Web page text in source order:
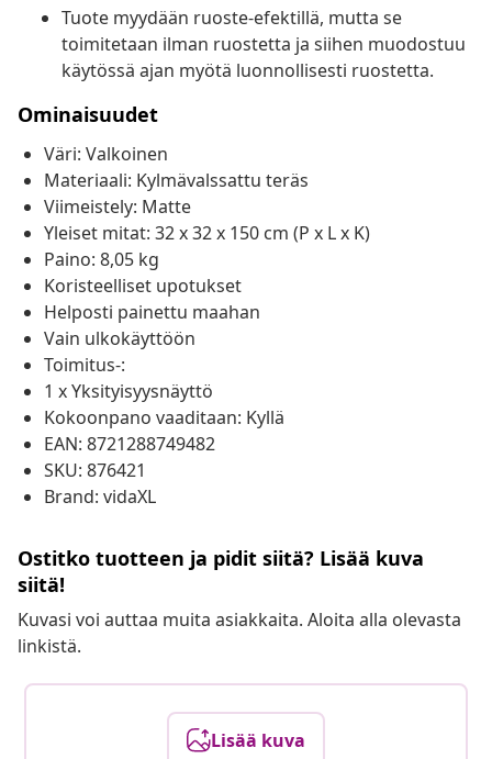
Tuote myydään ruoste-efektillä, mutta se
toimitetaan ilman ruostetta ja siihen muodostuu
käytössä ajan myötä luonnollisesti ruostetta.
Ominaisuudet
Väri: Valkoinen
Materiaali: Kylmävalssattu teräs
Viimeistely: Matte
Yleiset mitat: 32 x 32 x 150 cm (P x L x K)
Paino: 8,05 kg
Koristeelliset upotukset
Helposti painettu maahan
Vain ulkokäyttöön
Toimitus-:
1 x Yksityisyysnäyttö
Kokoonpano vaaditaan: Kyllä
EAN: 8721288749482
SKU: 876421
Brand: vidaXL
Ostitko tuotteen ja pidit siitä? Lisää kuva
siitä!
Kuvasi voi auttaa muita asiakkaita. Aloita alla olevasta
linkistä.
Lisää kuva